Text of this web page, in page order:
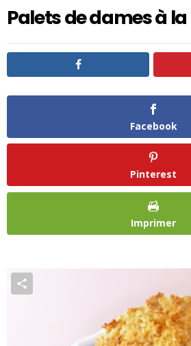
Palets de dames à
Facebook
Pinterest
Imprimer